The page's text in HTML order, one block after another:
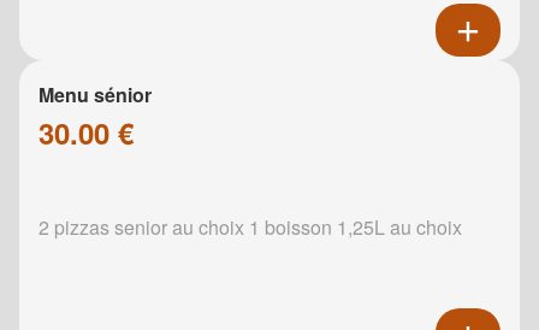
Menu sénior
30.00 €
2 pizzas senior au choix 1 boisson 1,25L au choix